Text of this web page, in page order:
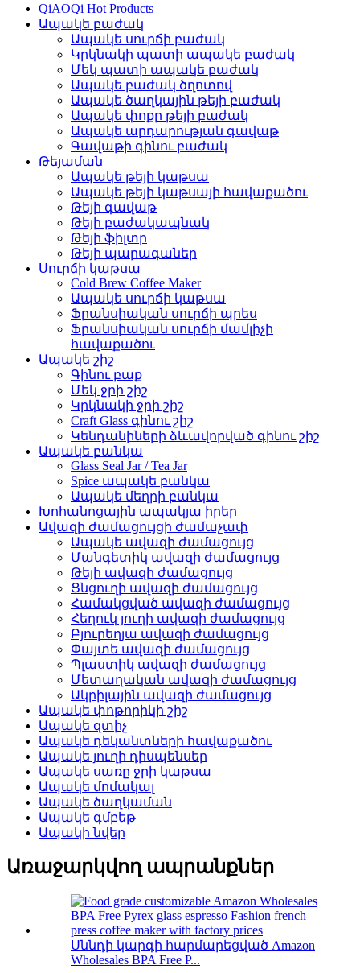
QiAOQi Hot Products
Ապակե բաժակ
Ապակե սուրճի բաժակ
Կրկնակի պատի ապակե բաժակ
Մեկ պատի ապակե բաժակ
Ապակե բաժակ ծղոտով
Ապակե ծաղկային թեյի բաժակ
Ապակե փոքր թեյի բաժակ
Ապակե արդարության գավաթ
Գավաթի գինու բաժակ
Թեյաման
Ապակե թեյի կաթսա
Ապակե թեյի կաթսայի հավաքածու
Թեյի գավաթ
Թեյի բաժակապնակ
Թեյի ֆիլտր
Թեյի պարագաներ
Սուրճի կաթսա
Cold Brew Coffee Maker
Ապակե սուրճի կաթսա
Ֆրանսիական սուրճի պրես
Ֆրանսիական սուրճի մամլիչի
հավաքածու
Ապակե շիշ
Գինու բաք
Մեկ ջրի շիշ
Կրկնակի ջրի շիշ
Craft Glass գինու շիշ
Կենդանիների ձևավորված գինու շիշ
Ապակե բանկա
Glass Seal Jar / Tea Jar
Spice ապակե բանկա
Ապակե մեղրի բանկա
Խոհանոցային ապակյա իրեր
Ավազի ժամացույցի ժամաչափ
Ապակե ավազի ժամացույց
Մանգետիկ ավազի ժամացույց
Թեյի ավազի ժամացույց
Ցնցուղի ավազի ժամացույց
Համակցված ավազի ժամացույց
Հեղուկ յուղի ավազի ժամացույց
Բյուրեղյա ավազի ժամացույց
Փայտե ավազի ժամացույց
Պլաստիկ ավազի ժամացույց
Մետաղական ավազի ժամացույց
Ակրիլային ավազի ժամացույց
Ապակե փոթորիկի շիշ
Ապակե զտիչ
Ապակե դեկանտների հավաքածու
Ապակե յուղի դիսպենսեր
Ապակե սառը ջրի կաթսա
Ապակե մոմակալ
Ապակե ծաղկաման
Ապակե գմբեթ
Ապակի նվեր
Առաջարկվող ապրանքներ
Սննդի կարգի հարմարեցված Amazon
Wholesales BPA Free P...